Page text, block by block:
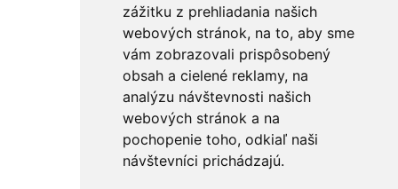
zážitku z prehliadania našich
webových stránok, na to, aby sme
vám zobrazovali prispôsobený
obsah a cielené reklamy, na
analýzu návštevnosti našich
webových stránok a na
pochopenie toho, odkiaľ naši
návštevníci prichádzajú.